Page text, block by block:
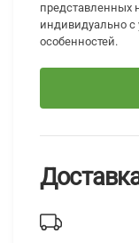
представленных
индивидуально с
особенностей.